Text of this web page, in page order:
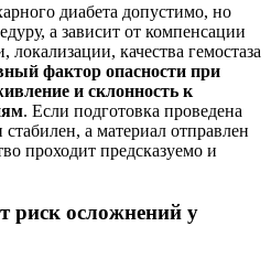
диабета допустимо, но
а зависит от компенсации
качества гемостаза
фактор опасности при
и склонность к
. Если подготовка проведена
а материал отправлен
проходит предсказуемо и
риск осложнений у